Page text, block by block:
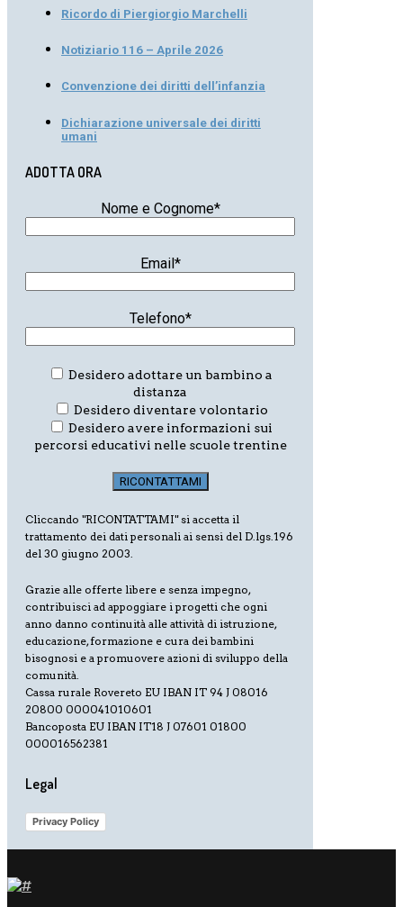
Ricordo di Piergiorgio Marchelli
Notiziario 116 – Aprile 2026
Convenzione dei diritti dell’infanzia
Dichiarazione universale dei diritti
umani
ADOTTA ORA
Nome e Cognome*
Email*
Telefono*
Desidero adottare un bambino a
distanza
Desidero diventare volontario
Desidero avere informazioni sui
percorsi educativi nelle scuole trentine
Cliccando "RICONTATTAMI" si accetta il
trattamento dei dati personali ai sensi del D.lgs.196
del 30 giugno 2003.
Grazie alle offerte libere e senza impegno,
contribuisci ad appoggiare i progetti che ogni
anno danno continuità alle attività di istruzione,
educazione, formazione e cura dei bambini
bisognosi e a promuovere azioni di sviluppo della
comunità.
Cassa rurale Rovereto EU IBAN IT 94 J 08016
20800 000041010601
Bancoposta EU IBAN IT18 J 07601 01800
000016562381
Legal
Privacy Policy